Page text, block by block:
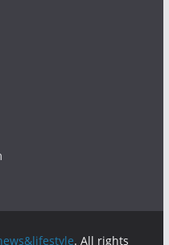
. All rights